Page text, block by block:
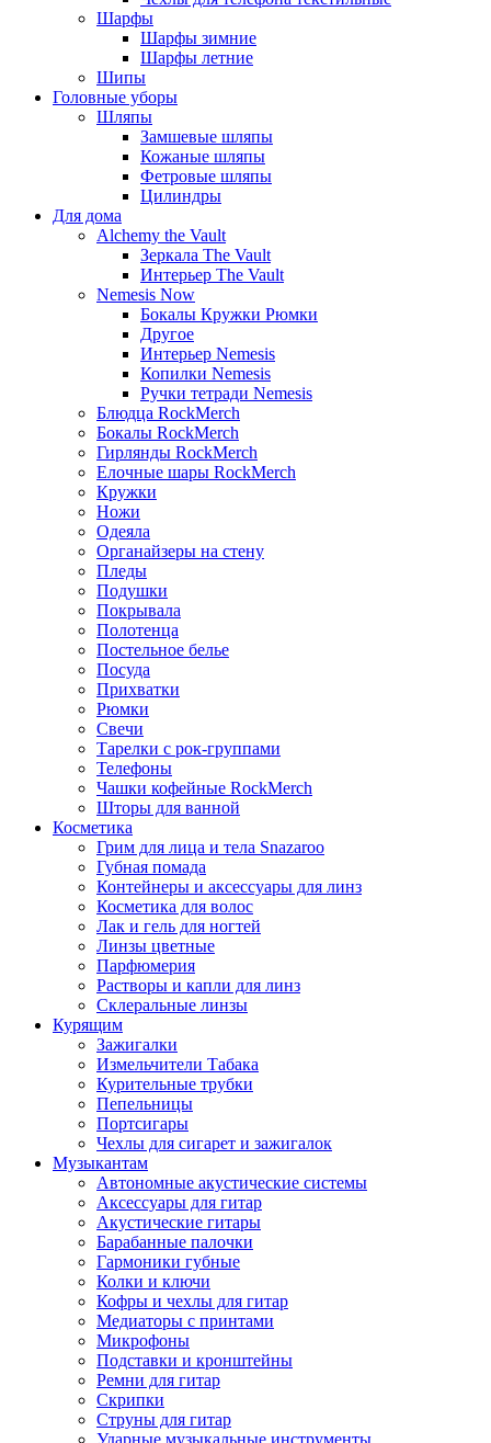
Шарфы
Шарфы зимние
Шарфы летние
Шипы
Головные уборы
Шляпы
Замшевые шляпы
Кожаные шляпы
Фетровые шляпы
Цилиндры
Для дома
Alchemy the Vault
Зеркала The Vault
Интерьер The Vault
Nemesis Now
Бокалы Кружки Рюмки
Другое
Интерьер Nemesis
Копилки Nemesis
Ручки тетради Nemesis
Блюдца RockMerch
Бокалы RockMerch
Гирлянды RockMerch
Елочные шары RockMerch
Кружки
Ножи
Одеяла
Органайзеры на стену
Пледы
Подушки
Покрывала
Полотенца
Постельное белье
Посуда
Прихватки
Рюмки
Свечи
Тарелки с рок-группами
Телефоны
Чашки кофейные RockMerch
Шторы для ванной
Косметика
Грим для лица и тела Snazaroo
Губная помада
Контейнеры и аксессуары для линз
Косметика для волос
Лак и гель для ногтей
Линзы цветные
Парфюмерия
Растворы и капли для линз
Склеральные линзы
Курящим
Зажигалки
Измельчители Табака
Курительные трубки
Пепельницы
Портсигары
Чехлы для сигарет и зажигалок
Музыкантам
Автономные акустические системы
Аксессуары для гитар
Акустические гитары
Барабанные палочки
Гармоники губные
Колки и ключи
Кофры и чехлы для гитар
Медиаторы с принтами
Микрофоны
Подставки и кронштейны
Ремни для гитар
Скрипки
Струны для гитар
Ударные музыкальные инструменты